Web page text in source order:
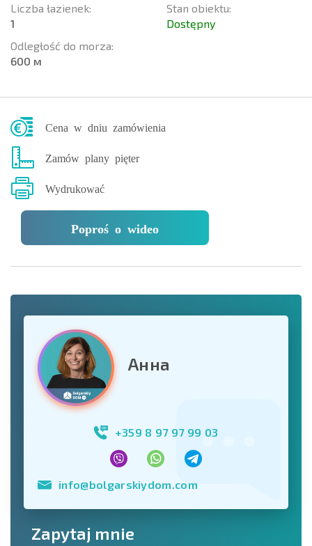
Liczba łazienek:
1
Odległość do morza:
600 м
Stan obiektu:
Dostępny
Cena w dniu zamówienia
Zamów plany pięter
Wydrukować
Poproś o wideo
Анна
+359 8 97 97 99 03
info@bolgarskiydom.com
Zapytaj mnie